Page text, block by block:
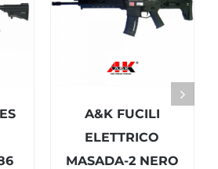
A&K FUCILI
ELETTRICO
MASADA-2 NERO